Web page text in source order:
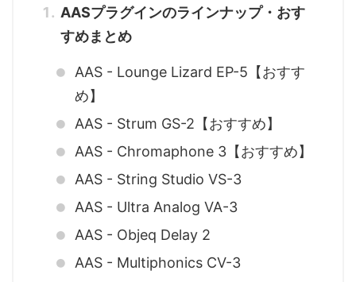
AASプラグインのラインナップ・おす
すめまとめ
AAS - Lounge Lizard EP-5【おすす
め】
AAS - Strum GS-2【おすすめ】
AAS - Chromaphone 3【おすすめ】
AAS - String Studio VS-3
AAS - Ultra Analog VA-3
AAS - Objeq Delay 2
AAS - Multiphonics CV-3